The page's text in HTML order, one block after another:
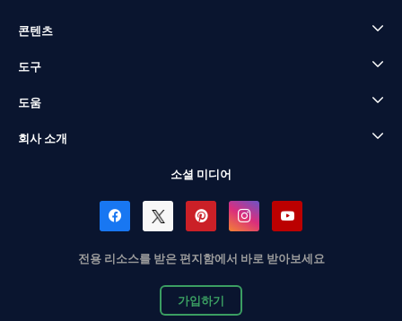
콘텐츠
도구
도움
회사 소개
소셜 미디어
전용 리소스를 받은 편지함에서 바로 받아보세요
가입하기